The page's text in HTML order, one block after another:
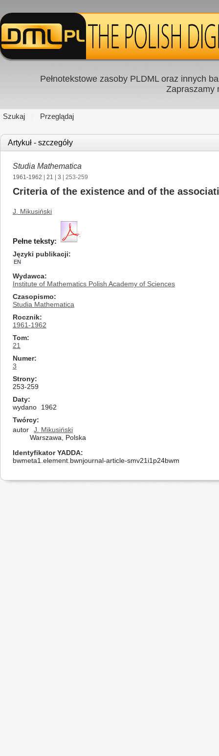
Pełnotekstowe zasoby PLDML oraz innych
Zapraszamy
Szukaj Przeglądaj
Artykuł - szczegóły
Studia Mathematica
1961-1962 21 3 | 253-259
Criteria of the existence and of the
J. Mikusiński
Pełne teksty:
Języki publikacji
EN
Wydawca
Institute of Mathematics Polish Academy of Sciences
Czasopismo
Studia Mathematica
Rocznik
1961-1962
Tom
21
Numer
3
Strony
253-259
Daty
wydano
1962
Twórcy
autor
J. Mikusiński
Warszawa, Polska
Identyfikator YADDA
bwmeta1.element.bwnjournal-article-smv21i1p24bwm